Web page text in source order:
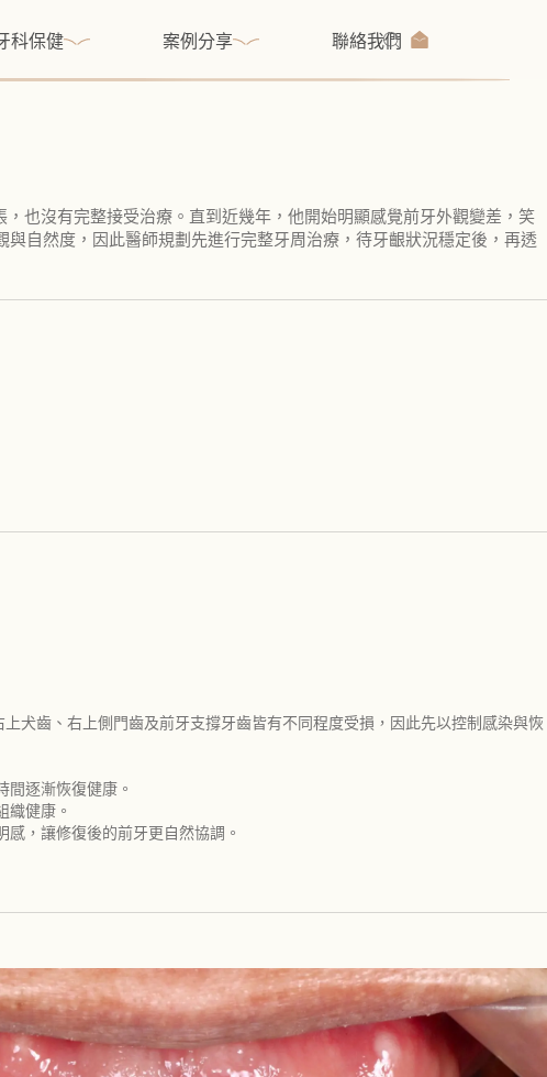
科保健 案例分享 聯絡我們
也沒有完整接受治療。直到近幾年，他開始明顯感覺前牙外觀變差，笑
自然度，因此醫師規劃先進行完整牙周治療，待牙齦狀況穩定後，再透
犬齒、右上側門齒及前牙支撐牙齒皆有不同程度受損，因此先以控制感染與恢
逐漸恢復健康。
織健康。
，讓修復後的前牙更自然協調。